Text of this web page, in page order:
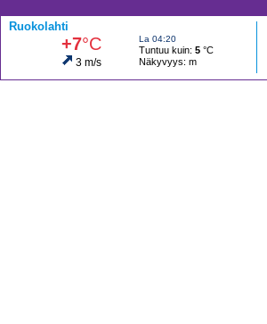
Ruokolahti
+7°C
3 m/s
La 04:20
Tuntuu kuin: 5 °C
Näkyvyys: m